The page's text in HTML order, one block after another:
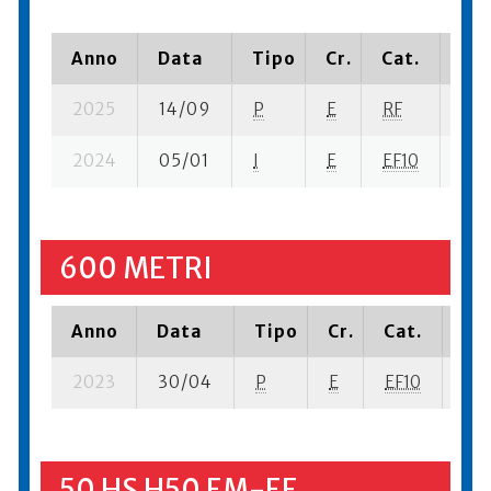
Anno Data Tipo Cr. Cat.
2025 14/09 P E RF
2024 05/01 I E EF10
600 METRI
Anno Data Tipo Cr. Cat.
2023 30/04 P E EF10